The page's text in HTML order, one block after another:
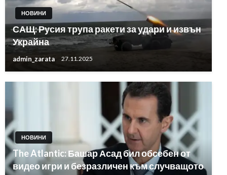
НОВИНИ
САЩ: Русия трупа ракети за удари и извън
Украйна
admin_zarata 27.11.2025
НОВИНИ
The ​​Atlantic: Башар Асад бил обсебен от
видео игри и безразличен към случващото